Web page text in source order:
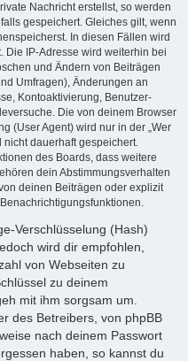
Nachricht erstellst, so werden
gespeichert. Gleiches gilt, wenn
In diesen Fällen wird
Die IP-Adresse wird weiterhin bei
und Ändern von Beiträgen
Umfragen), Änderungen an
Kontoaktivierung, Benutzer-
Die von deinem Browser
(User Agent) wird nur in der „Wer
nicht dauerhaft gespeichert.
des Boards, dass weitere
dein Abstimmungsverhalten
deinen Beiträgen oder explizit
Verschlüsselung (Hash)
wird dir empfohlen,
von Webseiten zu
zu deinem
mit ihm sorgsam um.
des Betreibers, von phpBB
nach deinem Passwort
haben, so kannst du